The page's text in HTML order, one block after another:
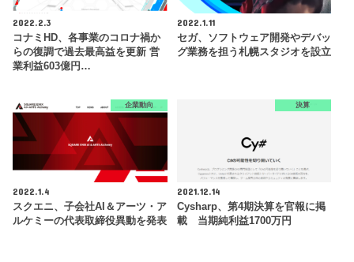
2022.2.3
コナミHD、各事業のコロナ禍か
らの復調で過去最高益を更新 営
業利益603億円…
2022.1.11
セガ、ソフトウェア開発やデバッ
グ業務を担う札幌スタジオを設立
企業動向
2022.1.4
スクエニ、子会社AI＆アーツ・ア
ルケミーの代表取締役異動を発表
決算
2021.12.14
Cysharp、第4期決算を官報に掲
載 当期純利益1700万円